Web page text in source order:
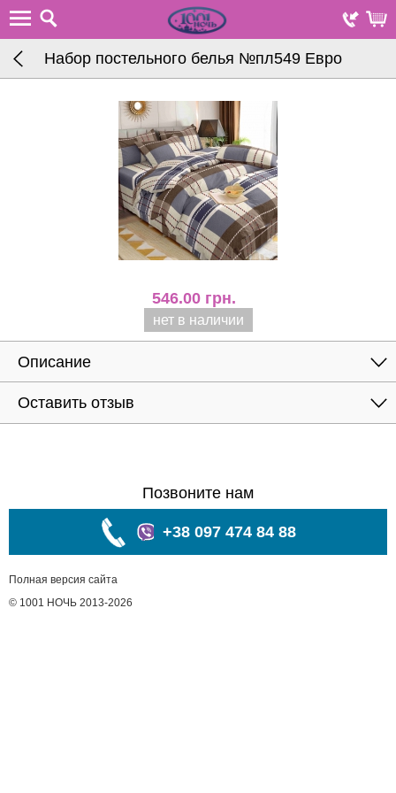
Набор постельного белья №пл549 Евро
546.00 грн.
нет в наличии
Описание
Оставить отзыв
Позвоните нам
+38 097 474 84 88
Полная версия сайта
© 1001 НОЧЬ 2013-2026